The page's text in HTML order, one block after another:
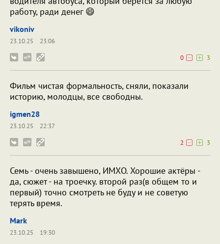
работу, ради денег 😄
vikoniv
23.10.25
23:06
0
3
Фильм чистая формальность, сняли, показали
историю, молодцы, все свободны.
igmen28
23.10.25
22:37
2
3
Семь - очень завышено, ИМХО. Хорошие актёры -
да, сюжет - на троечку. второй раз(в общем то и
первый) точно смотреть не буду и не советую
терять время.
Mark
23.10.25
19:30